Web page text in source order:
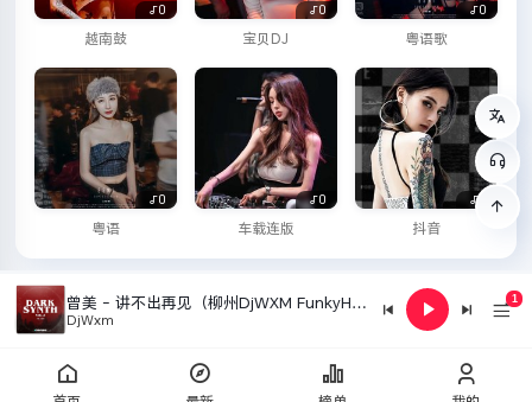
0
越南鼓
0
宝贝DJ
0
粤语歌
0
粤语
0
车载连版 抖音
曾美 - 讲不出再见（柳州DjWXM FunkyHouse Remix 2026）
DjWxm
1